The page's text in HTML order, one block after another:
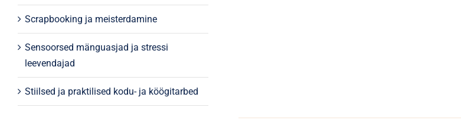
Scrapbooking ja meisterdamine
Sensoorsed mänguasjad ja stressi
leevendajad
Stiilsed ja praktilised kodu- ja köögitarbed